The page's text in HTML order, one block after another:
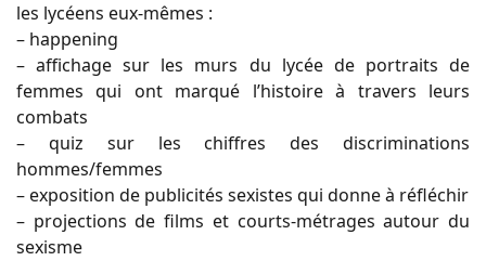
les lycéens eux-mêmes :
– happening
– affichage sur les murs du lycée de portraits de
femmes qui ont marqué l’histoire à travers leurs
combats
– quiz sur les chiffres des discriminations
hommes/femmes
– exposition de publicités sexistes qui donne à réfléchir
– projections de films et courts-métrages autour du
sexisme